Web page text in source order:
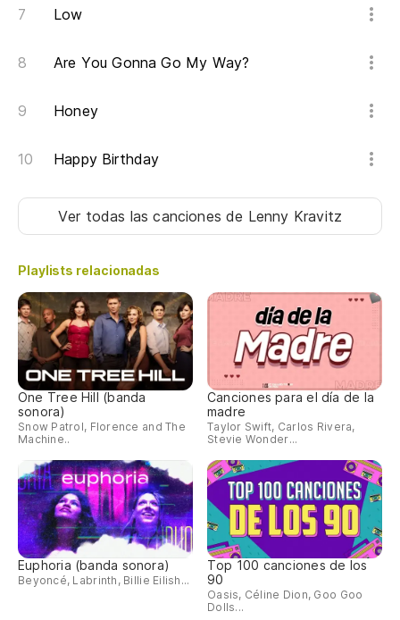
Low
Are You Gonna Go My Way?
Honey
Happy Birthday
Ver todas las cancionesde Lenny Kravitz
Playlists relacionadas
One Tree Hill (banda
sonora)
Snow Patrol, Florence and The
Machine..
Canciones para el día de la
madre
Taylor Swift, Carlos Rivera,
Stevie Wonder...
Euphoria (banda sonora)
Beyoncé, Labrinth, Billie Eilish...
Top 100 canciones de los
90
Oasis, Céline Dion, Goo Goo
Dolls...